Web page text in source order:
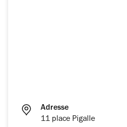
Adresse
11 place Pigalle